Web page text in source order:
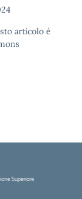
articolo è
Superiore